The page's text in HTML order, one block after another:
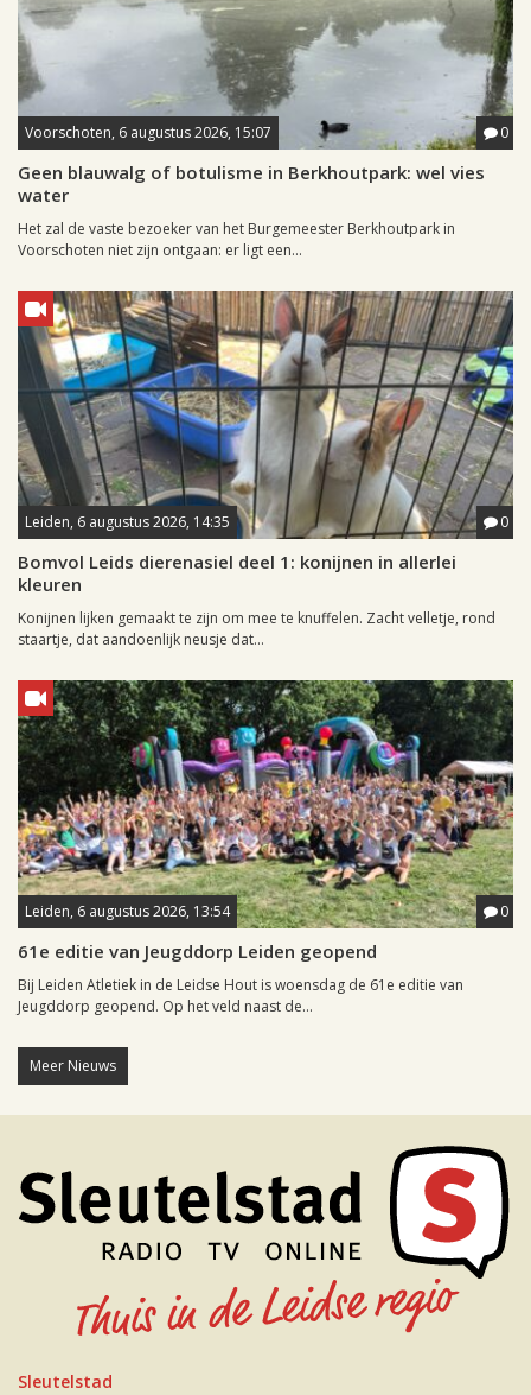
Voorschoten, 6 augustus 2026, 15:07 0
Geen blauwalg of botulisme in Berkhoutpark: wel vies
water
Het zal de vaste bezoeker van het Burgemeester Berkhoutpark in
Voorschoten niet zijn ontgaan: er ligt een...
Leiden, 6 augustus 2026, 14:35 0
Bomvol Leids dierenasiel deel 1: konijnen in allerlei
kleuren
Konijnen lijken gemaakt te zijn om mee te knuffelen. Zacht velletje, rond
staartje, dat aandoenlijk neusje dat...
Leiden, 6 augustus 2026, 13:54 0
61e editie van Jeugddorp Leiden geopend
Bij Leiden Atletiek in de Leidse Hout is woensdag de 61e editie van
Jeugddorp geopend. Op het veld naast de...
Meer Nieuws
Sleutelstad